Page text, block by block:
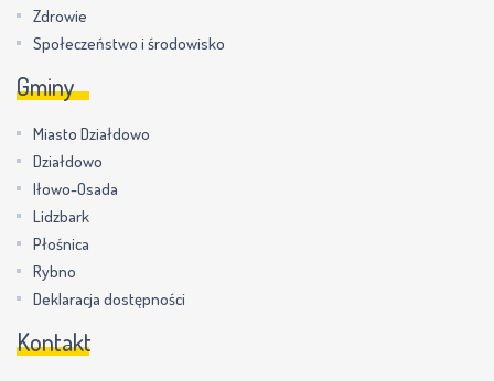
Zdrowie
Społeczeństwo i środowisko
Gminy
Miasto Działdowo
Działdowo
Iłowo-Osada
Lidzbark
Płośnica
Rybno
Deklaracja dostępności
Kontakt